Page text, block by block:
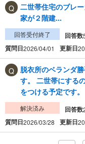
二世帯住宅のブレ
家が２階建...
回答受付終了 回答数
質問日2026/04/01 更新日
脱衣所のベランダ
す。 二世帯にする
をつける予定です。
解決済み 回答数
質問日2026/03/28 更新日